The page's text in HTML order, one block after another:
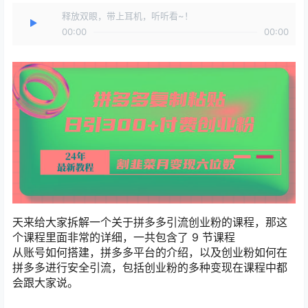
释放双眼，带上耳机，听听看~！
00:00
00:00
天来给大家拆解一个关于拼多多引流创业粉的课程，那这
个课程里面非常的详细，一共包含了 9 节课程
从账号如何搭建，拼多多平台的介绍，以及创业粉如何在
拼多多进行安全引流，包括创业粉的多种变现在课程中都
会跟大家说。